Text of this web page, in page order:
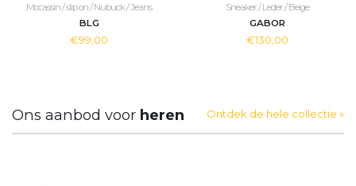
Mocassin / slip on / Nubuck / Jeans
BLG
€99,00
Sneaker / Leder / Beige
GABOR
€130,00
Ons aanbod voor heren Ontdek de hele collectie »